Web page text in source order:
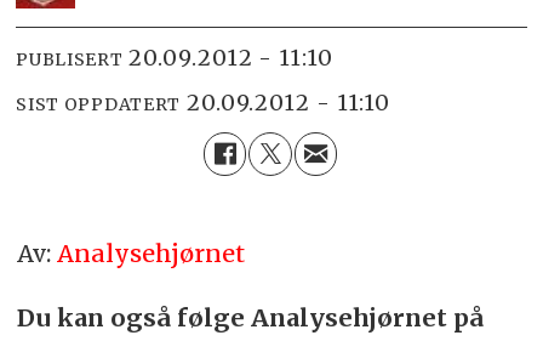
PUBLISERT 20.09.2012 - 11:10
SIST OPPDATERT 20.09.2012 - 11:10
Av: Analysehjørnet
Du kan også følge Analysehjørnet på